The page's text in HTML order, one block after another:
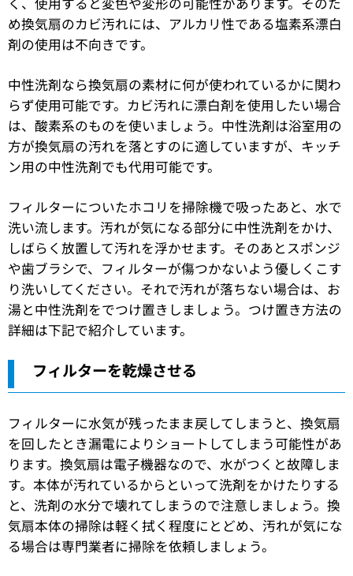
め換気扇のカビ汚れには、アルカリ性である塩素系漂白
剤の使用は不向きです。
中性洗剤なら換気扇の素材に何が使われているかに関わ
らず使用可能です。カビ汚れに漂白剤を使用したい場合
は、酸素系のものを使いましょう。中性洗剤は浴室用の
方が換気扇の汚れを落とすのに適していますが、キッチ
ン用の中性洗剤でも代用可能です。
フィルターについたホコリを掃除機で吸ったあと、水で
洗い流します。汚れが気になる部分に中性洗剤をかけ、
しばらく放置して汚れを浮かせます。そのあとスポンジ
や歯ブラシで、フィルターが傷つかないよう優しくこす
り洗いしてください。それで汚れが落ちない場合は、お
湯と中性洗剤をでつけ置きしましょう。つけ置き方法の
詳細は下記で紹介しています。
フィルターを乾燥させる
フィルターに水気が残ったまま戻してしまうと、換気扇
を回したとき漏電によりショートしてしまう可能性があ
ります。換気扇は電子機器なので、水がつくと故障しま
す。本体が汚れているからといって洗剤をかけたりする
と、洗剤の水分で壊れてしまうので注意しましょう。換
気扇本体の掃除は軽く拭く程度にとどめ、汚れが気にな
る場合は専門業者に掃除を依頼しましょう。